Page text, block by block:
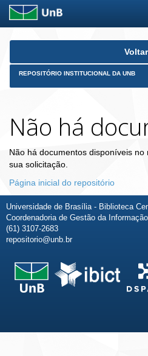
Skip
Voltar
REPOSITÓRIO INSTITUCIONAL DA UNB
Não há
Não há documentos disponíveis
sua solicitação.
Página inicial do repositório
Universidade de Brasília - Biblioteca
Coordenadoria de Gestão da
(61) 3107-2683
repositorio@unb.br